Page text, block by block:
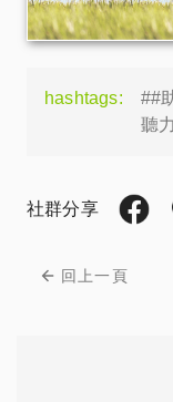
hashtags:
##
聽
社群分享
回上一頁